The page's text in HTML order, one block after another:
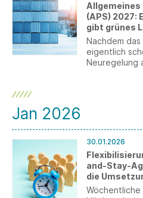
(APS) 2027:
gibt grünes
Nachdem
eigentlich
Neuregelung
Jan 2026
30.01.2026
and-Stay-
die